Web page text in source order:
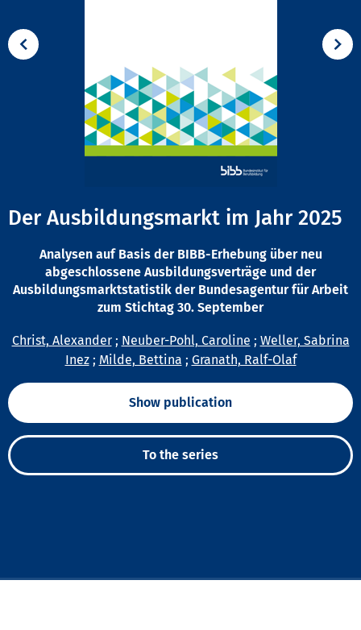
Der Ausbildungsmarkt im Jahr 2025
Analysen auf Basis der BIBB-Erhebung über neu
abgeschlossene Ausbildungsverträge und der
Ausbildungsmarktstatistik der Bundesagentur für Arbeit
zum Stichtag 30. September
Christ, Alexander; Neuber-Pohl, Caroline ; Weller, Sabrina
Inez; Milde, Bettina ; Granath, Ralf-Olaf
Show publication
To the series